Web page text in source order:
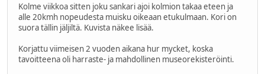
Kolme viikkoa sitten joku sankari ajoi kolmion takaa eteen ja
alle 20kmh nopeudesta muisku oikeaan etukulmaan. Kori on
suora tällin jäljiltä. Kuvista näkee lisää.
Korjattu viimeisen 2 vuoden aikana hur mycket, koska
tavoitteena oli harraste- ja mahdollinen museorekisteröinti.